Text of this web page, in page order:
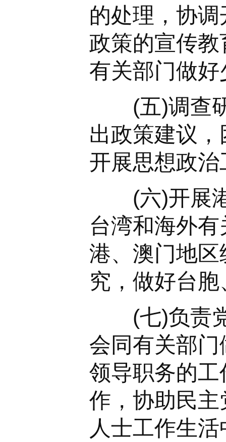
的处理，协
政策的宣传
有关部门做
(五)调查研
出政策建议
开展思想政治
(六)开展港
台湾和海外
港、澳门地
究，做好台
(七)负责党
会同有关部
领导职务的
作，协助民
人士工作生